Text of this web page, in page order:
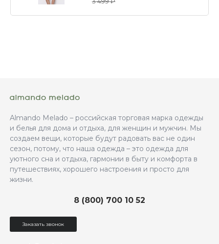
Almando Melado – российская торговая марка одежды
и белья для дома и отдыха, для женщин и мужчин. Мы
создаем вещи, которые будут радовать вас не один
сезон, потому, что наша одежда – это одежда для
уютного сна и отдыха, гармонии в быту и комфорта в
путешествиях, хорошего настроения и просто для
жизни.
8 (800) 700 10 52
Заказать звонок